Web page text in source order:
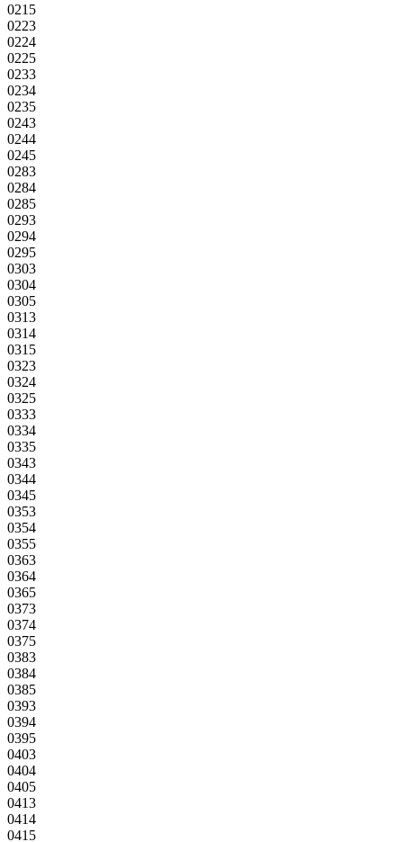
0215
0223
0224
0225
0233
0234
0235
0243
0244
0245
0283
0284
0285
0293
0294
0295
0303
0304
0305
0313
0314
0315
0323
0324
0325
0333
0334
0335
0343
0344
0345
0353
0354
0355
0363
0364
0365
0373
0374
0375
0383
0384
0385
0393
0394
0395
0403
0404
0405
0413
0414
0415